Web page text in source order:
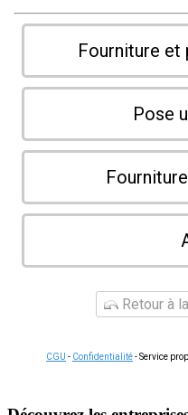
Fourniture et
Pose
Retour à
CGU - Confidentialité- Service